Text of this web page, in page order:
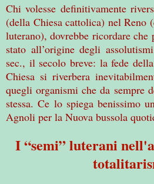
Chi volesse definitivamente
(della Chiesa cattolica) nel Reno
luterano), dovrebbe ricordare
stato all’origine degli
sec., il secolo breve: la fede
Chiesa si riverbera
quegli organismi che da sempre
stessa. Ce lo spiega benissimo
Agnoli per la Nuova bussola
I “semi” luterani